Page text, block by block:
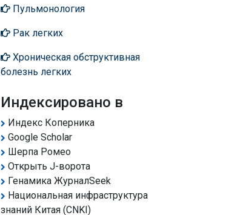
Пульмонология
Рак легких
Хроническая обструктивная
болезнь легких
Индексировано в
Индекс Коперника
Google Scholar
Шерпа Ромео
Открыть J-ворота
Генамика ЖурналSeek
Национальная инфраструктура
знаний Китая (CNKI)